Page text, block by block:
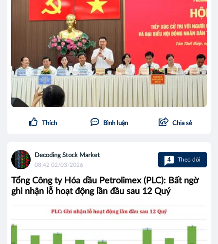
Thích Bình luận Chia sẻ
Decoding Stock Market
08:42 02/03/2026
4 Theo dõi
Tổng Công ty Hóa dầu Petrolimex (PLC): Bất ngờ
ghi nhận lỗ hoạt động lần đầu sau 12 Quý